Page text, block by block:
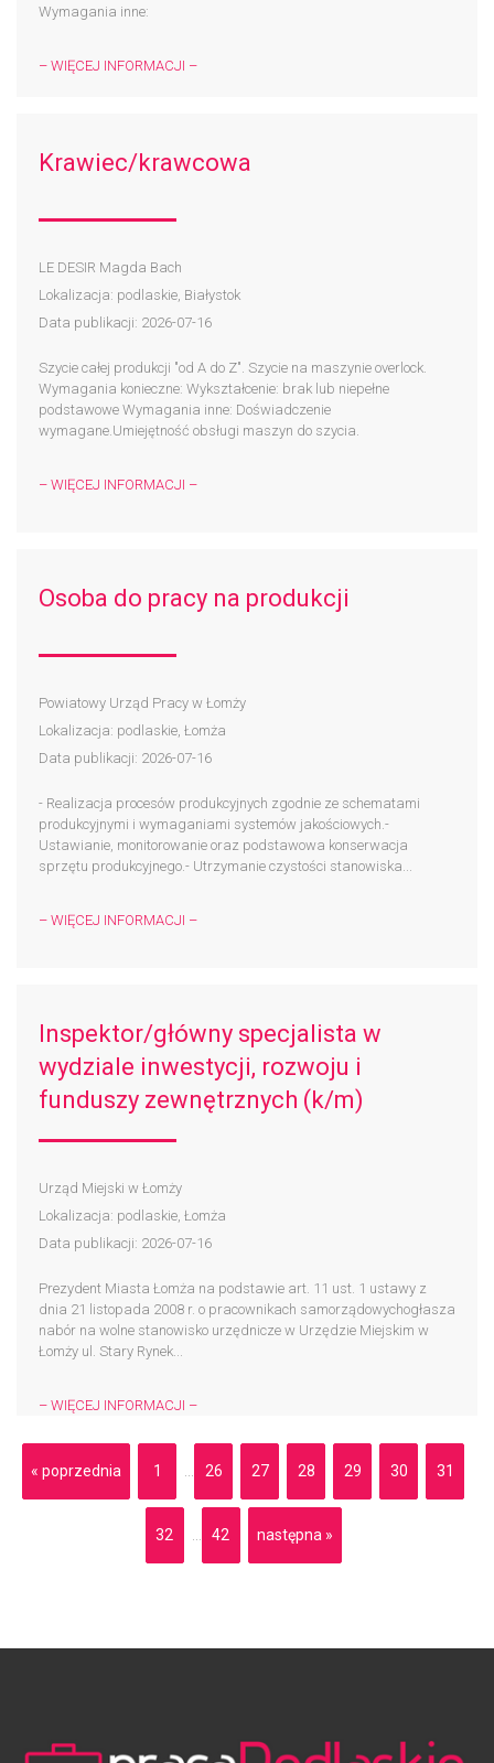
Wymagania inne:
– WIĘCEJ INFORMACJI –
Krawiec/krawcowa
LE DESIR Magda Bach
Lokalizacja: podlaskie, Białystok
Data publikacji: 2026-07-16
Szycie całej produkcji "od A do Z". Szycie na maszynie overlock.
Wymagania konieczne: Wykształcenie: brak lub niepełne
podstawowe Wymagania inne: Doświadczenie
wymagane.Umiejętność obsługi maszyn do szycia.
– WIĘCEJ INFORMACJI –
Osoba do pracy na produkcji
Powiatowy Urząd Pracy w Łomży
Lokalizacja: podlaskie, Łomża
Data publikacji: 2026-07-16
- Realizacja procesów produkcyjnych zgodnie ze schematami
produkcyjnymi i wymaganiami systemów jakościowych.-
Ustawianie, monitorowanie oraz podstawowa konserwacja
sprzętu produkcyjnego.- Utrzymanie czystości stanowiska...
– WIĘCEJ INFORMACJI –
Inspektor/główny specjalista w
wydziale inwestycji, rozwoju i
funduszy zewnętrznych (k/m)
Urząd Miejski w Łomży
Lokalizacja: podlaskie, Łomża
Data publikacji: 2026-07-16
Prezydent Miasta Łomża na podstawie art. 11 ust. 1 ustawy z
dnia 21 listopada 2008 r. o pracownikach samorządowychogłasza
nabór na wolne stanowisko urzędnicze w Urzędzie Miejskim w
Łomży ul. Stary Rynek...
– WIĘCEJ INFORMACJI –
« poprzednia 1 ... 26 27 28 29 30 31
32 ... 42 następna »